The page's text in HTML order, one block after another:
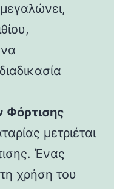
μετριέται
Ένας
χρήση του